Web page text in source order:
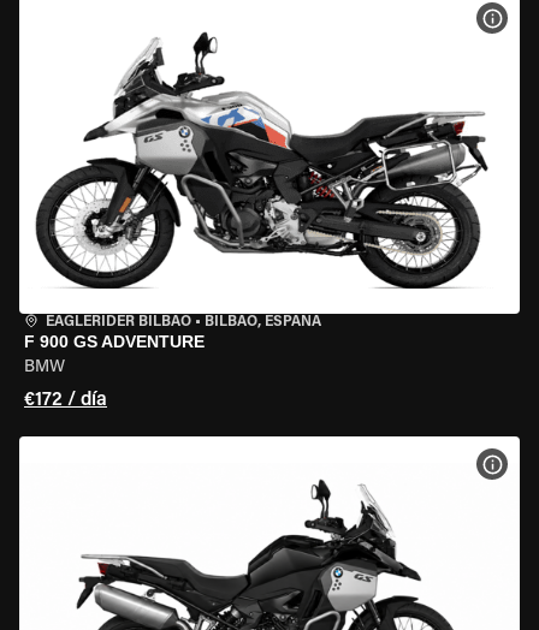
EAGLERIDER BILBAO • BILBAO, ESPAÑA
F 900 GS ADVENTURE
BMW
€172 / día
VER
VER